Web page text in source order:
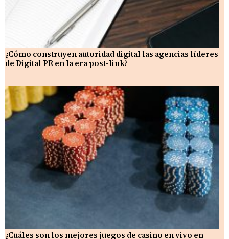
¿Cómo construyen autoridad digital las agencias líderes
de Digital PR en la era post-link?
¿Cuáles son los mejores juegos de casino en vivo en